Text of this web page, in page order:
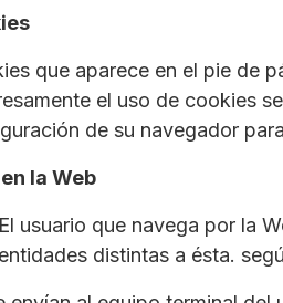
que aparece en el pie de
el uso de cookies
de su navegador
la Web
El usuario que navega por la
distintas a ésta.